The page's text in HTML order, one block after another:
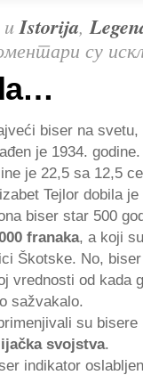
uIstorija,
су
biser na svetu,
je 1934.
je 22,5 sa 12,5
Tejlor dobila
biser star 500
franaka, a koji
Škotske. No,
vrednosti od kada
sažvakalo.
su
svojstva.
indikator